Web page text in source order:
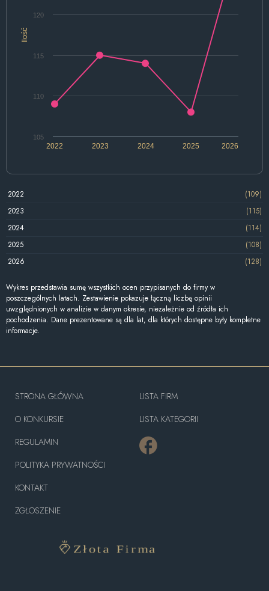
Ilość
2022 2024 2026
2023 2025
105
110
115
120
2022
(109)
2023
(115)
2024
(114)
2025
(108)
2026
(128)
Wykres przedstawia sumę wszystkich ocen przypisanych do firmy w
poszczególnych latach. Zestawienie pokazuje łączną liczbę opinii
uwzględnionych w analizie w danym okresie, niezależnie od źródła ich
pochodzenia. Dane prezentowane są dla lat, dla których dostępne były kompletne
informacje.
STRONA GŁÓWNA
O KONKURSIE
REGULAMIN
POLITYKA PRYWATNOŚCI
KONTAKT
ZGŁOSZENIE
LISTA FIRM
LISTA KATEGORII